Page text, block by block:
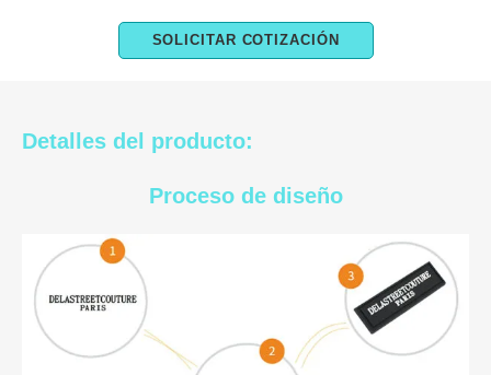
SOLICITAR COTIZACIÓN
Detalles del producto:
Proceso de diseño